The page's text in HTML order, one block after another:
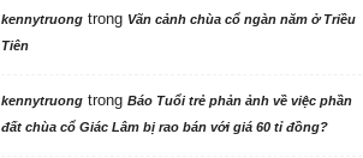
kennytruongtrong Vãn cảnh chùa cổ ngàn năm ở Triều
Tiên
kennytruongtrong Báo Tuổi trẻ phản ảnh về việc phần
đất chùa cổ Giác Lâm bị rao bán với giá 60 tỉ đồng?